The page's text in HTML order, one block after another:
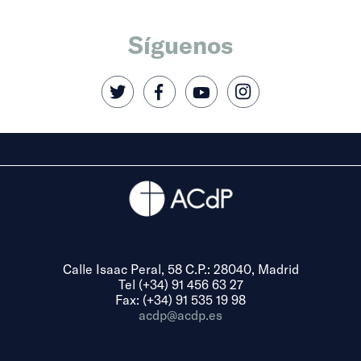
Síguenos
Calle Isaac Peral, 58 C.P.: 28040, Madrid
Tel (+34) 91 456 63 27
Fax: (+34) 91 535 19 98
acdp@acdp.es